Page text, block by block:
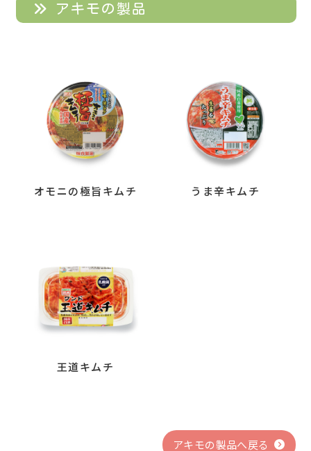
アキモの製品
オモニの極旨キムチ うま辛キムチ
王道キムチ
アキモの製品へ戻る